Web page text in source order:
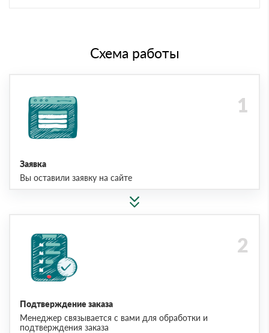
Схема работы
Заявка
Вы оставили заявку на сайте
Подтверждение заказа
Менеджер связывается с вами для обработки и
подтверждения заказа